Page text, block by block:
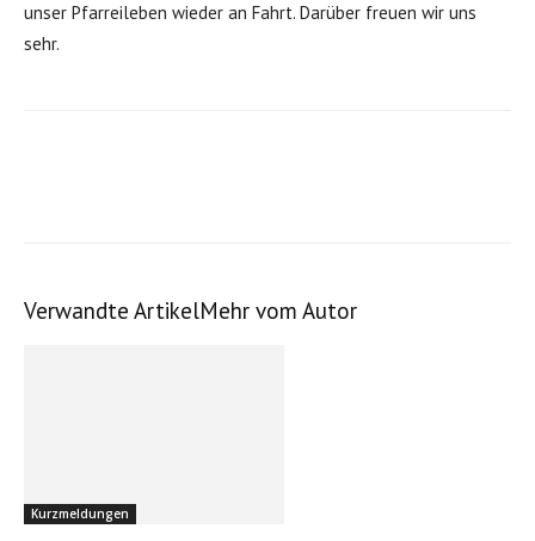
unser Pfarreileben wieder an Fahrt. Darüber freuen wir uns
sehr.
Verwandte ArtikelMehr vom Autor
Kurzmeldungen